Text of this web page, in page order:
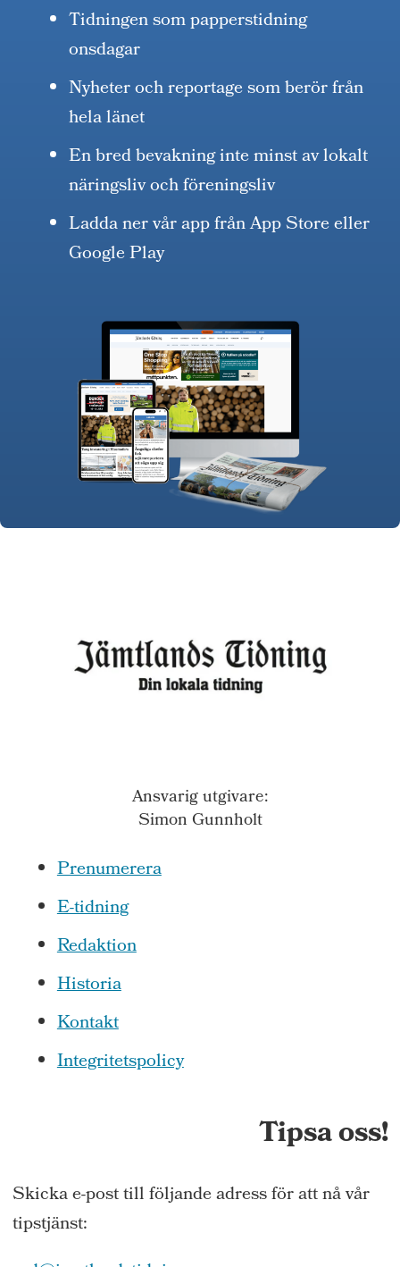
Tidningen som papperstidning
onsdagar
Nyheter och reportage som berör från
hela länet
En bred bevakning inte minst av lokalt
näringsliv och föreningsliv
Ladda ner vår app från App Store eller
Google Play
Ansvarig utgivare:
Simon Gunnholt
Prenumerera
E-tidning
Redaktion
Historia
Kontakt
Integritetspolicy
Tipsa oss!
Skicka e-post till följande adress för att nå vår
tipstjänst: